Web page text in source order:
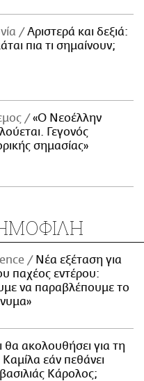
Αριστερά και δεξιά:
πια τι σημαίνουν;
«Ο Νεοέλλην
Γεγονός
σημασίας»
Νέα εξέταση για
παχέος εντέρου:
να παραβλέπουμε το
θα ακολουθήσει για τη
Καμίλα εάν πεθάνει
Κάρολος;